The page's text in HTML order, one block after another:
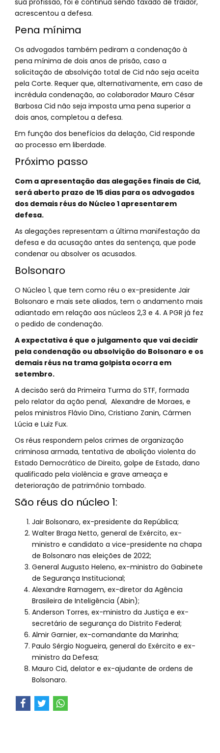
sua profissão, foi e continua sendo taxado de traidor,
acrescentou a defesa.
Pena mínima
Os advogados também pediram a condenação à
pena mínima de dois anos de prisão, caso a
solicitação de absolvição total de Cid não seja aceita
pela Corte. Requer que, alternativamente, em caso de
incrédula condenação, ao colaborador Mauro César
Barbosa Cid não seja imposta uma pena superior a
dois anos, completou a defesa.
Em função dos benefícios da delação, Cid responde
ao processo em liberdade.
Próximo passo
Com a apresentação das alegações finais de Cid,
será aberto prazo de 15 dias para os advogados
dos demais réus do Núcleo 1 apresentarem
defesa.
As alegações representam a última manifestação da
defesa e da acusação antes da sentença, que pode
condenar ou absolver os acusados.
Bolsonaro
O Núcleo 1, que tem como réu o ex-presidente Jair
Bolsonaro e mais sete aliados, tem o andamento mais
adiantado em relação aos núcleos 2,3 e 4. A PGR já fez
o pedido de condenação.
A expectativa é que o julgamento que vai decidir
pela condenação ou absolvição do Bolsonaro e os
demais réus na trama golpista ocorra em
setembro.
A decisão será da Primeira Turma do STF, formada
pelo relator da ação penal, Alexandre de Moraes, e
pelos ministros Flávio Dino, Cristiano Zanin, Cármen
Lúcia e Luiz Fux.
Os réus respondem pelos crimes de organização
criminosa armada, tentativa de abolição violenta do
Estado Democrático de Direito, golpe de Estado, dano
qualificado pela violência e grave ameaça e
deterioração de patrimônio tombado.
São réus do núcleo 1:
Jair Bolsonaro, ex-presidente da República;
Walter Braga Netto, general de Exército, ex-
ministro e candidato a vice-presidente na chapa
de Bolsonaro nas eleições de 2022;
General Augusto Heleno, ex-ministro do Gabinete
de Segurança Institucional;
Alexandre Ramagem, ex-diretor da Agência
Brasileira de Inteligência (Abin);
Anderson Torres, ex-ministro da Justiça e ex-
secretário de segurança do Distrito Federal;
Almir Garnier, ex-comandante da Marinha;
Paulo Sérgio Nogueira, general do Exército e ex-
ministro da Defesa;
Mauro Cid, delator e ex-ajudante de ordens de
Bolsonaro.